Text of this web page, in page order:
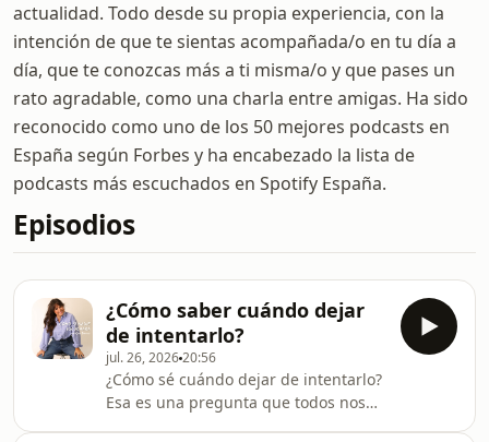
actualidad. Todo desde su propia experiencia, con la
intención de que te sientas acompañada/o en tu día a
día, que te conozcas más a ti misma/o y que pases un
rato agradable, como una charla entre amigas. Ha sido
reconocido como uno de los 50 mejores podcasts en
España según Forbes y ha encabezado la lista de
podcasts más escuchados en Spotify España.
Episodios
¿Cómo saber cuándo dejar
de intentarlo?
jul. 26, 202620:56
¿Cómo sé cuándo dejar de intentarlo?
Esa es una pregunta que todos nos